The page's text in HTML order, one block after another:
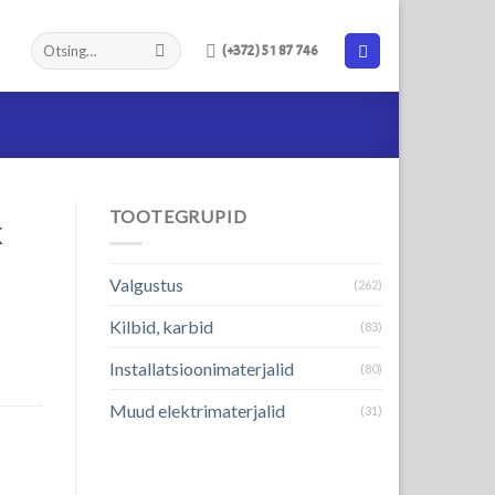
(+372) 51 87 746
TOOTEGRUPID
Valgustus (262)
Kilbid, karbid (83)
Installatsioonimaterjalid (80)
Muud elektrimaterjalid (31)